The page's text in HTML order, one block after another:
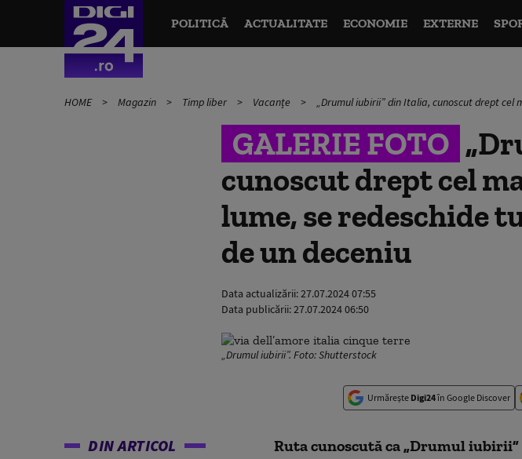
POLITICĂ ACTUALITATE ECONOMIE EXTERNE
HOME Magazin Timp liber Vacanțe „Drumul iubirii” din Italia, cunoscut drept cel
GALERIE FOTO
cunoscut drept cel
lume, se redeschide
de un deceniu
Data actualizării:27.07.2024 07:55
Data publicării:27.07.2024 06:50
„Drumul iubirii”. Foto: Shutterstock
Urmărește Digi24în Google Discover
DIN ARTICOL
Ruta cunoscută ca „Drumul